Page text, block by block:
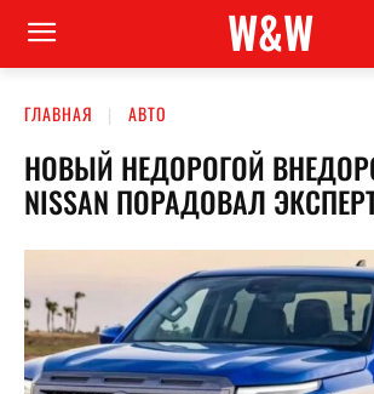
W&W
ГЛАВНАЯ АВТО
НОВЫЙ НЕДОРОГОЙ
NISSAN ПОРАДОВАЛ